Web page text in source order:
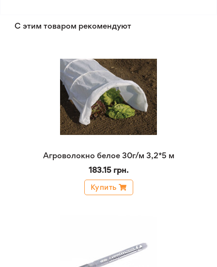
С этим товаром рекомендуют
Агроволокно белое 30г/м 3,2*5 м
183.15 грн.
Купить